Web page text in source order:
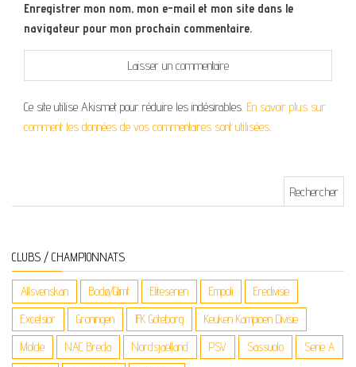
Enregistrer mon nom, mon e-mail et mon site dans le
navigateur pour mon prochain commentaire.
Ce site utilise Akismet pour réduire les indésirables. En savoir plus sur
comment les données de vos commentaires sont utilisées.
CLUBS / CHAMPIONNATS
Allsvenskan Bodø/Glimt Eliteserien Empoli Eredivisie
Excelsior Groningen IFK Göteborg Keuken Kampioen Divisie
Molde NAC Breda Nordsjaelland PSV Sassuolo Serie A